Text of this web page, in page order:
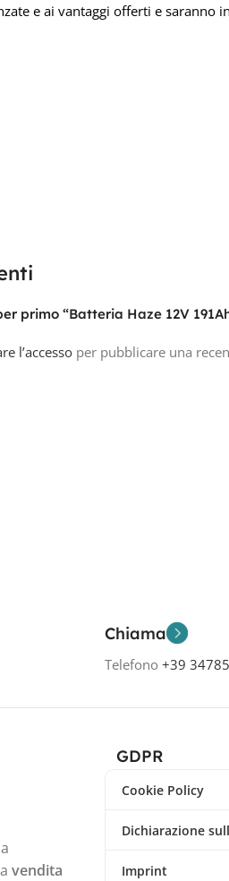
e ai vantaggi offerti e saranno
primo “Batteria Haze 12V
l’accesso per pubblicare una
Chiama
Telefono +39
vendita
GDPR
Cookie Policy
Dichiarazione
Imprint